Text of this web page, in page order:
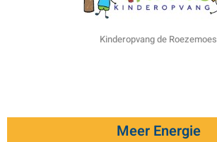
Kinderopvang de Roezemoes
Meer Energie